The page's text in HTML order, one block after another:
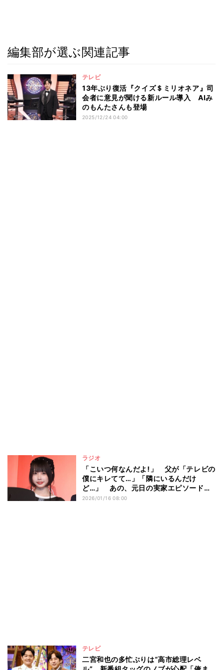
編集部が選ぶ関連記事
テレビ
13年ぶり復活『クイズ＄ミリオネア』司
会者に意見が聞ける新ルール導入 AIみ
のもんたさんも登場
2025/12/24 04:00
ラジオ
「こいつ何なんだよ!」 父が「テレビの
僕にキレてて…」「隣にいるんだけ
ど…」 あの、元日の実家エピソードを
明かす
2026/01/16 08:00
テレビ
二宮和也の多忙ぶりは“高市総理レベ